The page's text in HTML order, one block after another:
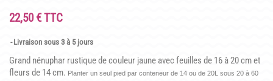
HISTOIRE
LATOUR-MARLIAC
22,50 € TTC
Livraison sous 3 à 5 jours
Grand nénuphar rustique de couleur jaune avec feuilles de 16 à 20 cm et
fleurs de 14 cm. Planter un seul pied par conteneur de 14 ou de 20L sous 20 à 60